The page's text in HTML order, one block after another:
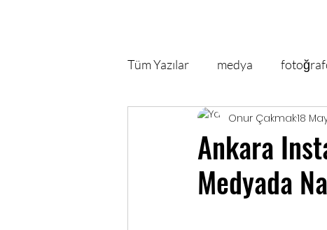
Tüm Yazılar medya
dronun kullanım alanları nedir
Ankara
Medyada
Onur Çakmak18